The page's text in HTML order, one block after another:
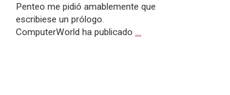
Penteo me pidió amablemente que
escribiese un prólogo.
ComputerWorld ha publicado…